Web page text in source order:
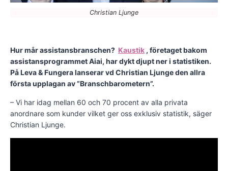
Christian Ljunge
Hur mår assistansbranschen? Kaustik , företaget bakom
assistansprogrammet Aiai, har dykt djupt ner i statistiken.
På Leva & Fungera lanserar vd Christian Ljunge den allra
första upplagan av ”Branschbarometern”.
– Vi har idag mellan 60 och 70 procent av alla privata
anordnare som kunder vilket ger oss exklusiv statistik, säger
Christian Ljunge.